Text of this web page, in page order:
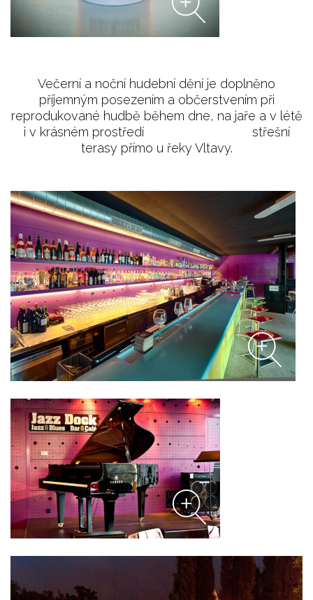
Večerní a noční hudební dění je doplněno
příjemným posezením a občerstvením při
reprodukované hudbě během dne, na jaře a v létě
i v krásném prostředí střešní
terasy přímo u řeky Vltavy.